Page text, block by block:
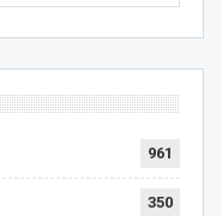
961
350